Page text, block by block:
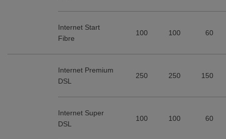
Internet Start
Fibre
100 100 60
Internet Premium
DSL
250 250 150
Internet Super
DSL
100 100 60